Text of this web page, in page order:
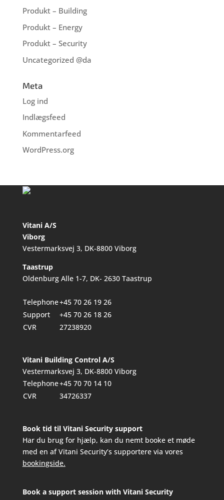
Produkt – Building
Produkt – Energy
Produkt – Security
Uncategorized @da
Meta
Log ind
Indlægsfeed
Kommentarfeed
WordPress.org
Vitani A/S
Viborg
Vestermarksvej 3, DK-8800 Viborg
Taastrup
Oldenburg Alle 1-7, DK- 2630 Taastrup
Telephone+45 70 26 19 26
Support
+45 70 26 18 26
CVR
27238920
Vitani Building Control A/S
Vestermarksvej 3, DK-8800 Viborg
Telephone+45 70 70 14 10
CVR
34726337
Book tid til Vitani Security support
Har du brug for hjælp, kan du nemt booke et møde
med en af Vitani Security’s supportere via vores
bookingside.
Book a support session with Vitani Security